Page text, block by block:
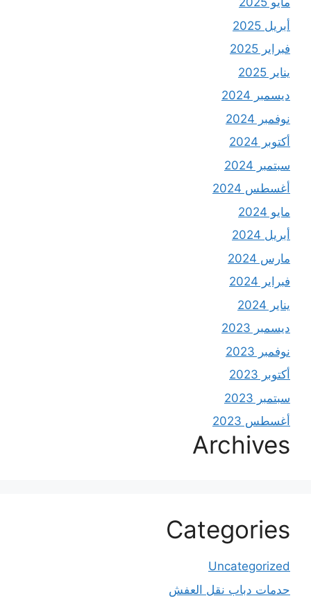
أبريل 2025
فبراير 2025
يناير 2025
ديسمبر 2024
نوفمبر 2024
أكتوبر 2024
سبتمبر 2024
أغسطس 2024
مايو 2024
أبريل 2024
مارس 2024
فبراير 2024
يناير 2024
ديسمبر 2023
نوفمبر 2023
أكتوبر 2023
سبتمبر 2023
أغسطس 2023
Archives
Categories
Uncategorized
حدمات دباب نقل العفش